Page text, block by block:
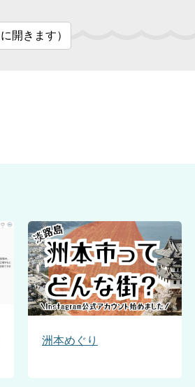
開きます）
洲本めぐり